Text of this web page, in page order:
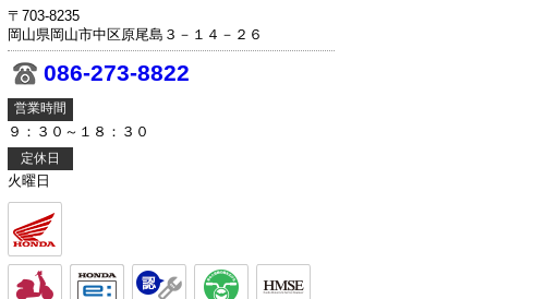
〒703-8235
岡山県岡山市中区原尾島３－１４－２６
086-273-8822
営業時間
９：３０～１８：３０
定休日
火曜日